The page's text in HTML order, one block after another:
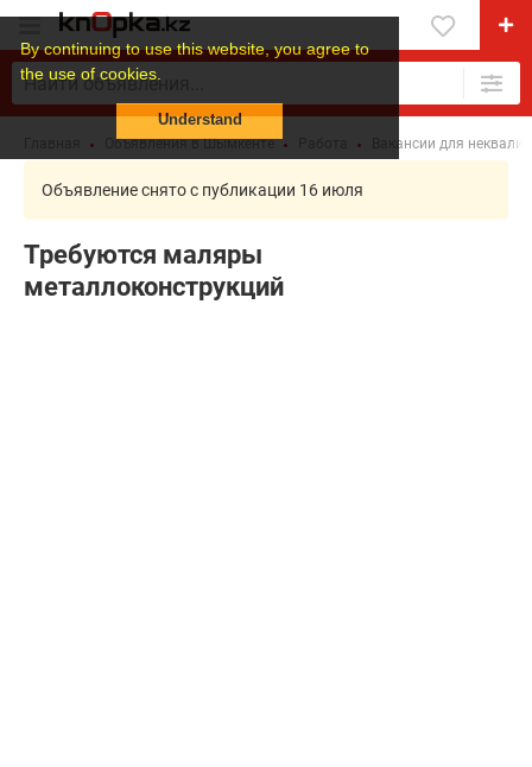
By continuing to use this website, you agree to
the use of cookies.
Understand
Объявления в Шымкенте Вакансии для
Объявление снято с публикации 16 июля
Требуются маляры
металлоконструкций